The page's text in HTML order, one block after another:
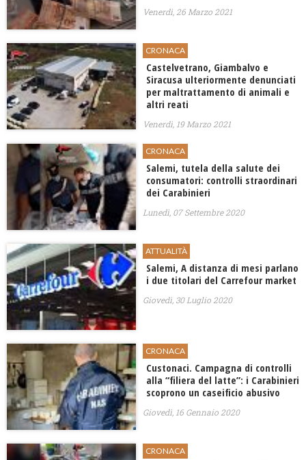
Venerdì, 26 Marzo 2021
CRONACA
Castelvetrano, Giambalvo e
Siracusa ulteriormente denunciati
per maltrattamento di animali e
altri reati
Venerdì, 19 Marzo 2021
CRONACA
Salemi, tutela della salute dei
consumatori: controlli straordinari
dei Carabinieri
Lunedì, 07 Settembre 2020
ATTUALITÀ
Salemi, A distanza di mesi parlano
i due titolari del Carrefour market
Giovedì, 30 Luglio 2020
CRONACA
Custonaci. Campagna di controlli
alla “filiera del latte”: i Carabinieri
scoprono un caseificio abusivo
Giovedì, 16 Gennaio 2020
CRONACA